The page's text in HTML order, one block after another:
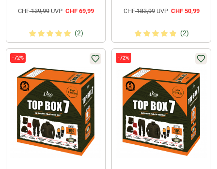
CHF139,99UVP CHF69,99
(2)
CHF183,99UVP CHF50,99
(2)
-72% -72%